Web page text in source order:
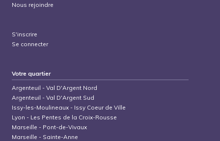
Nous rejoindre
S'inscrire
Se connecter
Votre quartier
Argenteuil -Val D'Argent Nord
Argenteuil -Val D'Argent Sud
Issy-les-Moulineaux - Issy Coeur de Ville
Lyon - Les Pentes de la Croix-Rousse
Marseille - Pont-de-Vivaux
Marseille - Sainte-Anne